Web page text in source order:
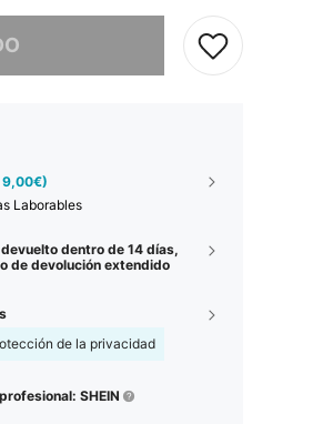
9,00€)
Laborables
dentro de 14 días,
de devolución extendido
de la privacidad
SHEIN